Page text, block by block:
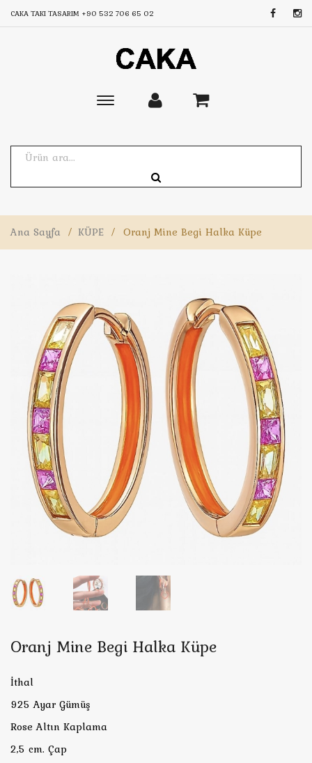
CAKA TAKI TASARIM +90 532 706 65 02
Toggle
Ana Sayfa / KÜPE / Oranj Mine Begi Halka Küpe
Oranj Mine Begi Halka Küpe
İthal
925 Ayar Gümüş
Rose Altın Kaplama
2,5 cm. Çap